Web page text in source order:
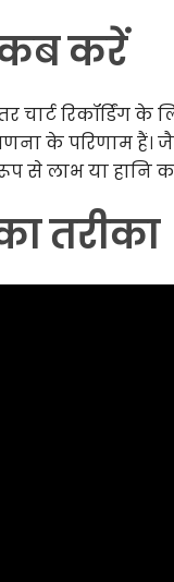
कब करें
चार्ट रिकॉर्डिंग
के परिणाम हैं।
से लाभ या हानि
तरीका